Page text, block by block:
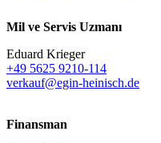
Mil ve Servis Uzmanı
Eduard Krieger
+49 5625 9210-114
verkauf@egin-heinisch.de
Finansman